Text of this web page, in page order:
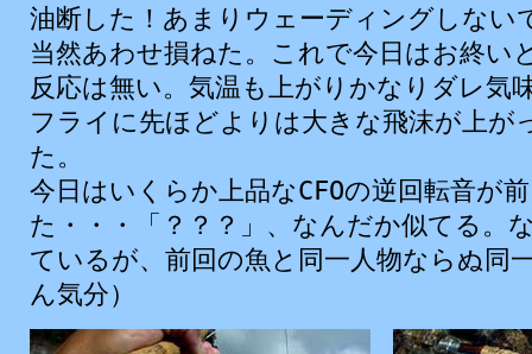
油断した！あまりウェーディングしない
当然あわせ損ねた。これで今日 はお終い
反応は無い。 気温 も上がりかなりダレ気
フライに先ほどよりは大きな飛沫が上が
た。
今日 はいくらか上品なCFOの逆回転音が
た・・・「？？？」、なんだか似てる。
ているが、 前回の魚 と 同一人物ならぬ 同
ん気分）